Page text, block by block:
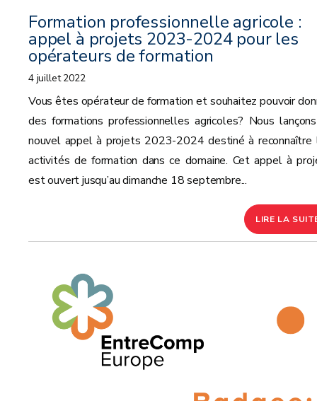
Formation professionnelle agricole :
appel à projets 2023-2024 pour les
opérateurs de formation
4 juillet 2022
Vous êtes opérateur de formation et souhaitez pouvoir
des formations professionnelles agricoles? Nous
nouvel appel à projets 2023-2024 destiné à reconnaître
activités de formation dans ce domaine. Cet appel à
est ouvert jusqu’au dimanche 18 septembre...
LIRE LA